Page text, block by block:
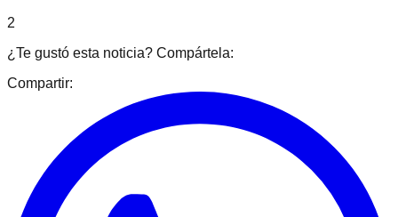
2
¿Te gustó esta noticia? Compártela:
Compartir: